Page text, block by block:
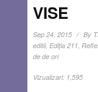
VISE
Sep 24, 2015 By
editii, Ediţia 211
de de ori
Vizualizari: 1,595